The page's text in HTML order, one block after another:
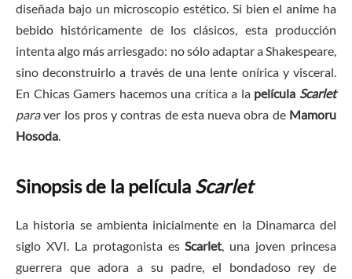
diseñada bajo un microscopio estético. Si bien el anime ha
bebido históricamente de los clásicos, esta producción
intenta algo más arriesgado: no sólo adaptar a Shakespeare,
sino deconstruirlo a través de una lente onírica y visceral.
En Chicas Gamers hacemos una crítica a la película Scarlet
paraver los pros y contras de esta nueva obra de Mamoru
Hosoda.
Sinopsis de la película Scarlet
La historia se ambienta inicialmente en la Dinamarca del
siglo XVI. La protagonista es Scarlet , una joven princesa
guerrera que adora a su padre, el bondadoso rey de